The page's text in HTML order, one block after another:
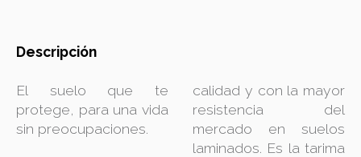
Descripción
El suelo que te
protege, para una vida
sin preocupaciones.
calidad y con la mayor
resistencia del
mercado en suelos
laminados. Es la tarima